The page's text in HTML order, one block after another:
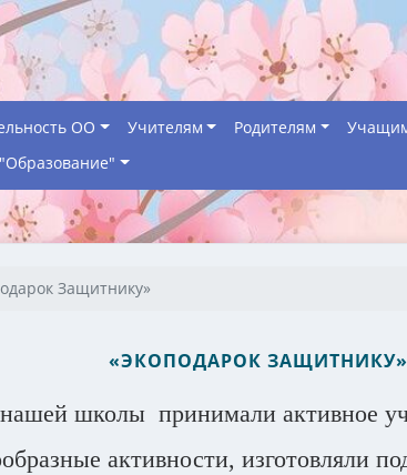
ОО Учителям Родителям
Защитнику»
«ЭКОПОДАРОК ЗАЩИТНИКУ»
школы принимали активное
активности, изготовляли